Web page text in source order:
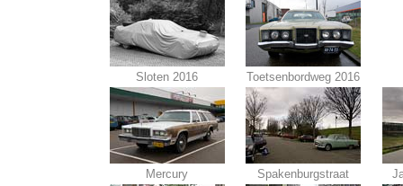
Sloten 2016 Toetsenbordweg 2016
Mercury Spakenburgstraat